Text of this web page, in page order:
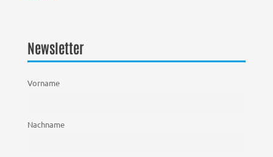
Newsletter
Vorname
Nachname